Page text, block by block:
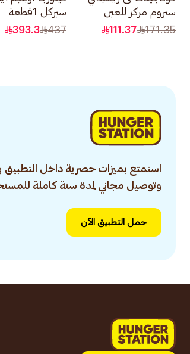
سيروم مركز للعين
15مل
171.35
111.37
سيركل 1قطعة
437
393.3
استمتع بميزات حصرية داخل
وتوصيل مجاني لمدة سنة كاملة
حمل التطبيق الآن